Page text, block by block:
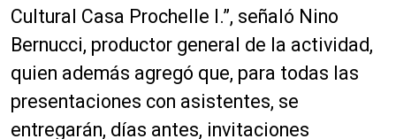
Cultural Casa Prochelle I.”, señaló Nino
Bernucci, productor general de la actividad,
quien además agregó que, para todas las
presentaciones con asistentes, se
entregarán, días antes, invitaciones